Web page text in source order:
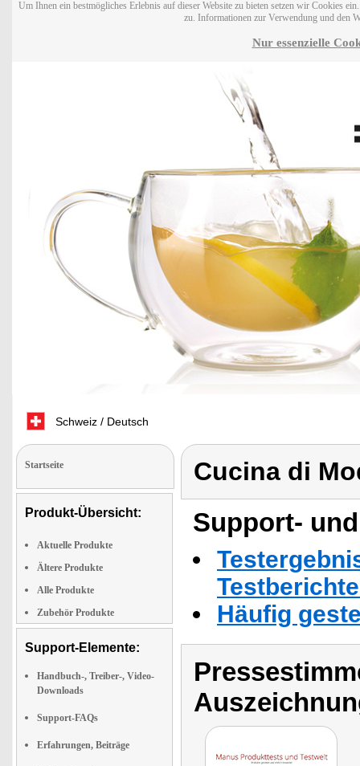
Um Ihnen ein bestmögliches Erlebnis auf dieser Website zu bieten setzen wir Cookies
zu. Informationen zur Verwendung und den
Nur essenzielle
Schweiz / Deutsch
Startseite
Produkt-Übersicht:
Aktuelle Produkte
Ältere Produkte
Alle Produkte
Zubehör Produkte
Support-Elemente:
Handbuch-, Treiber-, Video-
Downloads
Support-FAQs
Erfahrungen, Beiträge
Cucina di
Support-
Häufig